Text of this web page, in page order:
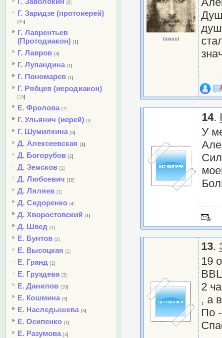
[6]
Г. Заридзе (протоиерей)
[25]
Г. Лаврентьев
(Протодиакон) [1]
Г. Лавров [4]
Г. Лупандина [1]
Г. Пономарев [1]
Г. Рябцев (иеродиакон)
[15]
Е. Фролова [7]
Г. Ульянич (иерей) [2]
Г. Шумилкина [8]
Д. Алексеевская [1]
Д. Богорубов [2]
Д. Земсков [1]
Д. Любоевич [18]
Д. Ляляев [1]
Д. Сидоренко [4]
Д. Хворостовский [1]
Д. Швед [1]
Е. Бунтов [2]
Е. Высоцкая [1]
Е. Гранд [1]
Е. Груздева [3]
Е. Данилов [10]
Е. Кошмина [3]
Е. Наследышева [3]
Е. Осипенко [1]
Е. Разумова [4]
(awax)
14.
У
13.
19
2
, а
По